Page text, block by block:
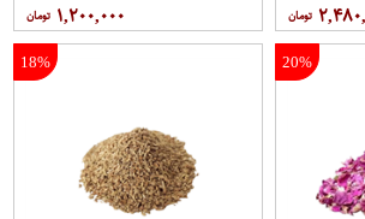
۱,۲۰۰,۰۰۰
20%
18%